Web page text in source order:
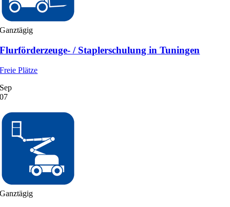
Ganztägig
Flurförderzeuge- / Staplerschulung in Tuningen
Freie Plätze
Sep
07
Ganztägig